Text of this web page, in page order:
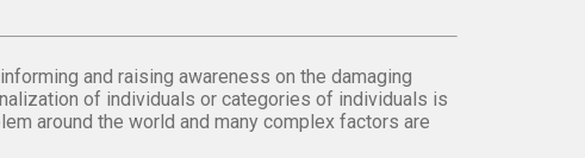
and raising awareness on the damaging
of individuals or categories of individuals is
around the world and many complex factors are